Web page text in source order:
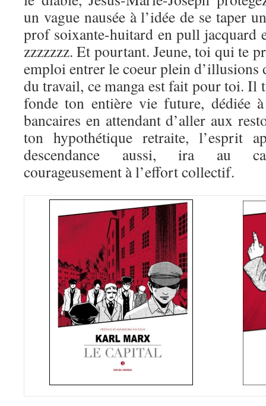
un vague nausée à l’idée de se taper
prof soixante-huitard en pull jacquard
zzzzzzz. Et pourtant. Jeune, toi qui te
emploi entrer le coeur plein d’illusions
du travail, ce manga est fait pour toi. Il
fonde ton entière vie future, dédiée
bancaires en attendant d’aller aux
ton hypothétique retraite, l’esprit
descendance aussi, ira au
courageusement à l’effort collectif.